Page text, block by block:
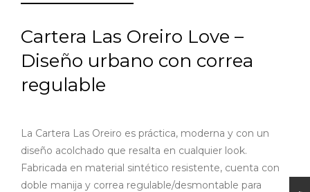
Cartera Las Oreiro Love –
Diseño urbano con correa
regulable
La Cartera Las Oreiro es práctica, moderna y con un
diseño acolchado que resalta en cualquier look.
Fabricada en material sintético resistente, cuenta con
doble manija y correa regulable/desmontable para